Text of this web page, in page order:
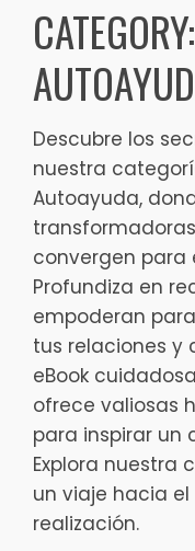
contentCATEGORY:
Descubre los
nuestra
Autoayuda,
convergen para
Profundiza en
empoderan
tus relaciones y
eBook
ofrece valiosas
para inspirar un
Explora nuestra
un viaje hacia
realización.